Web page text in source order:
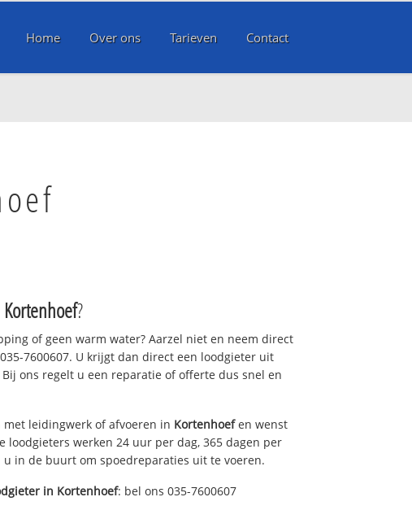
Home Over ons Tarieven Contact
Kortenhoef?
of geen warm water? Aarzel niet en neem direct
7600607. U krijgt dan direct een loodgieter uit
ons regelt u een reparatie of offerte dus snel en
leidingwerk of afvoeren in Kortenhoefen wenst
loodgieters werken 24 uur per dag, 365 dagen per
in de buurt om spoedreparaties uit te voeren.
in Kortenhoef: bel ons 035-7600607